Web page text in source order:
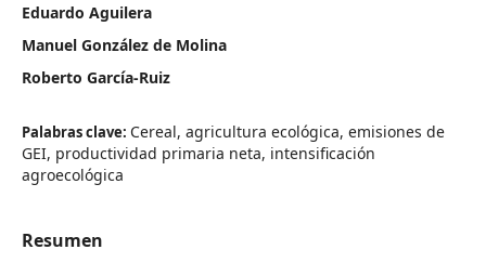
Eduardo Aguilera
Manuel González de Molina
Roberto García-Ruiz
Palabras clave: Cereal, agricultura ecológica, emisiones de
GEI, productividad primaria neta, intensificación
agroecológica
Resumen